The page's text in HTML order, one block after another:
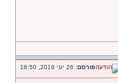
פורסם: